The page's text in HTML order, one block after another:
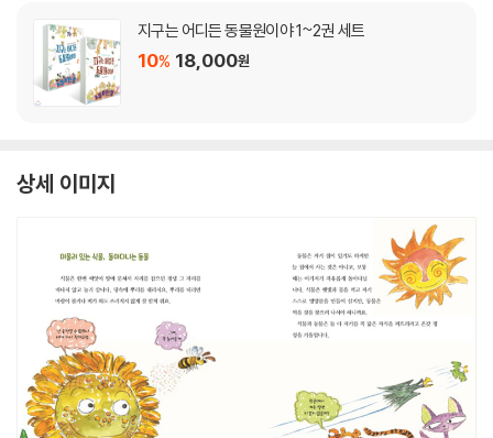
지구는 어디든 동물원이야 1~2권 세트
10% 18,000원
상세 이미지